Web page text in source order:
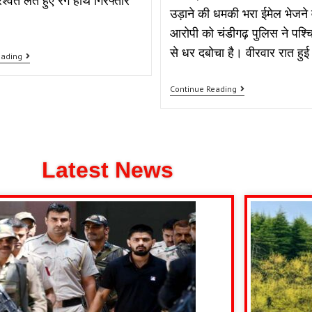
उड़ाने की धमकी भरा ईमेल भेजने
आरोपी को चंडीगढ़ पुलिस ने
से धर दबोचा है। वीरवार रात
Continue Reading
Latest News